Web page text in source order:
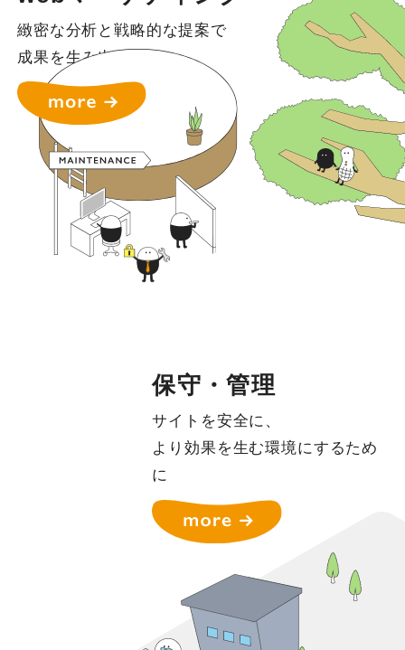
緻密な分析と戦略的な提案で
成果を生み出す
保守・管理
サイトを安全に、
より効果を生む環境にするため
に